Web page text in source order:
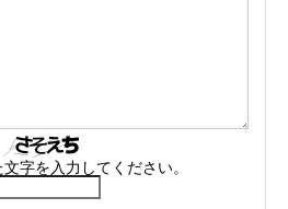
文字を入力してください。